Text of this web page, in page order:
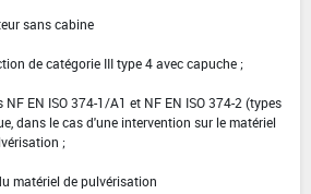
sans cabine
de catégorie III type 4 avec capuche ;
EN ISO 374-1/A1 et NF EN ISO 374-2 (types
dans le cas d'une intervention sur le matériel
;
matériel de pulvérisation